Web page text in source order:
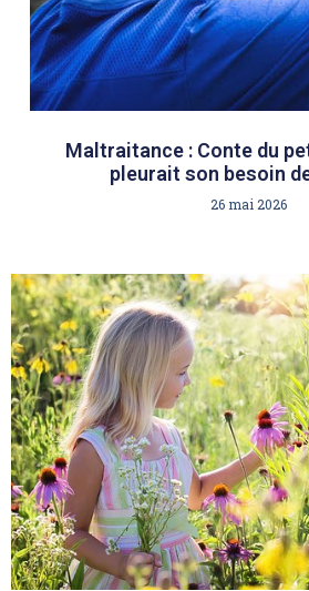
Maltraitance : Conte du
pleurait son besoin
26 mai 2026